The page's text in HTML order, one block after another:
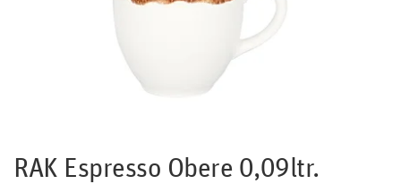
RAK Espresso Obere 0,09ltr.